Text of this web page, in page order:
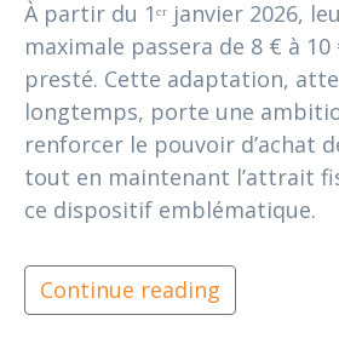
À partir du 1ᵉʳ janvier 2026,
maximale passera de 8 € à
presté. Cette adaptation,
longtemps, porte une
renforcer le pouvoir d’achat
tout en maintenant l’attrait
ce dispositif emblématique.
Continue reading